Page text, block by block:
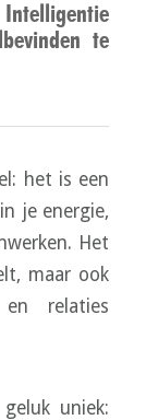
Intelligentie
te
het is een
je energie,
Het
maar ook
relaties
uniek: